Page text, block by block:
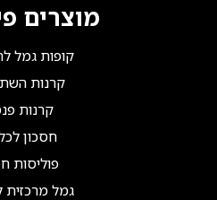
מוצרים
קופות גמל
קרנות
קרנות
חסכון
פוליסות
גמל מרכזית